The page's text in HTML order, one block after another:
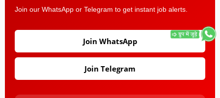
Join our WhatsApp or Telegram to get instant job alerts.
Join WhatsApp
Join Telegram